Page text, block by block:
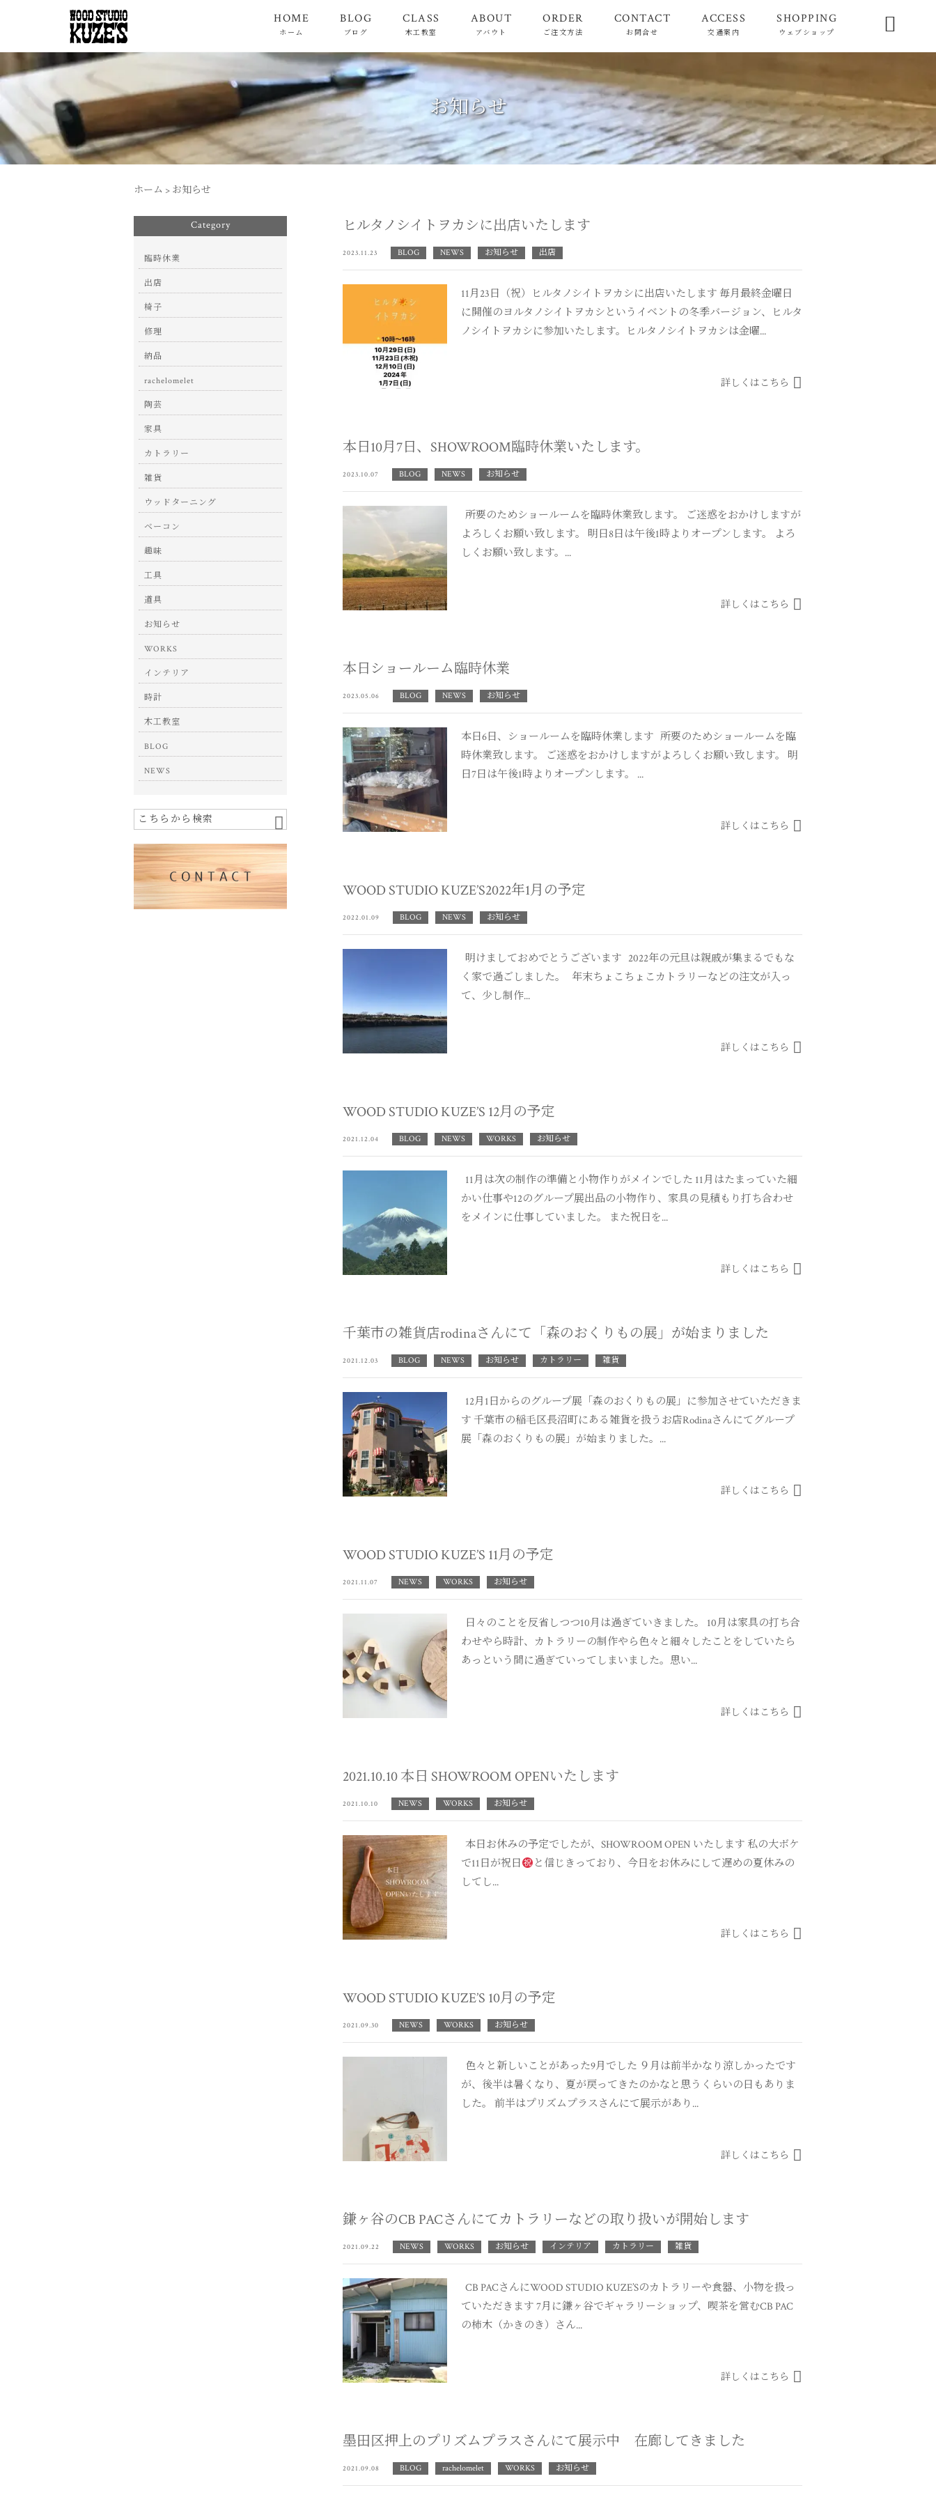
HOME
ホーム
BLOG
ブログ
CLASS
木工教室
ABOUT
アバウト
ORDER
ご注文方法
CONTACT
お問合せ
ACCESS
交通案内
SHOPPING
ウェブショップ 
お知らせ
ホーム > お知らせ
ヒルタノシイトヲカシに出店いたします
2023.11.23 BLOG NEWS お知らせ 出店
11月23日（祝）ヒルタノシイトヲカシに出店いたします 毎月最終金曜日
に開催のヨルタノシイトヲカシというイベントの冬季バージョン、ヒルタ
ノシイトヲカシに参加いたします。ヒルタノシイトヲカシは金曜...
詳しくはこちら
本日10月7日、SHOWROOM臨時休業いたします。
2023.10.07 BLOG NEWS お知らせ
所要のためショールームを臨時休業致します。 ご迷惑をおかけしますが
よろしくお願い致します。 明日8日は午後1時よりオープンします。 よろ
しくお願い致します。...
詳しくはこちら
本日ショールーム臨時休業
2023.05.06 BLOG NEWS お知らせ
本日6日、ショールームを臨時休業します 所要のためショールームを臨
時休業致します。 ご迷惑をおかけしますがよろしくお願い致します。 明
日7日は午後1時よりオープンします。 ...
詳しくはこちら
WOOD STUDIO KUZE’S2022年1月の予定
2022.01.09 BLOG NEWS お知らせ
明けましておめでとうございます 2022年の元旦は親戚が集まるでもな
く家で過ごしました。 年末ちょこちょこカトラリーなどの注文が入っ
て、少し制作...
詳しくはこちら
WOOD STUDIO KUZE’S 12月の予定
2021.12.04 BLOG NEWS WORKS お知らせ
11月は次の制作の準備と小物作りがメインでした 11月はたまっていた細
かい仕事や12のグループ展出品の小物作り、家具の見積もり打ち合わせ
をメインに仕事していました。 また祝日を...
詳しくはこちら
千葉市の雑貨店rodinaさんにて「森のおくりもの展」が始まりました
2021.12.03 BLOG NEWS お知らせ カトラリー 雑貨
12月1日からのグループ展「森のおくりもの展」に参加させていただきま
す 千葉市の稲毛区長沼町にある雑貨を扱うお店Rodinaさんにてグループ
展「森のおくりもの展」が始まりました。...
詳しくはこちら
WOOD STUDIO KUZE’S 11月の予定
2021.11.07 NEWS WORKS お知らせ
日々のことを反省しつつ10月は過ぎていきました。 10月は家具の打ち合
わせやら時計、カトラリーの制作やら色々と細々したことをしていたら
あっという間に過ぎていってしまいました。思い...
詳しくはこちら
2021.10.10 本日 SHOWROOM OPENいたします
2021.10.10 NEWS WORKS お知らせ
本日お休みの予定でしたが、SHOWROOM OPEN いたします 私の大ボケ
で11日が祝日
と信じきっており、今日をお休みにして遅めの夏休みの
してし...
詳しくはこちら
WOOD STUDIO KUZE’S 10月の予定
2021.09.30 NEWS WORKS お知らせ
色々と新しいことがあった9月でした ９月は前半かなり涼しかったです
が、後半は暑くなり、夏が戻ってきたのかなと思うくらいの日もありま
した。 前半はプリズムプラスさんにて展示があり...
詳しくはこちら
鎌ヶ谷のCB PACさんにてカトラリーなどの取り扱いが開始します
2021.09.22 NEWS WORKS お知らせ インテリア カトラリー 雑貨
CB PACさんにWOOD STUDIO KUZE’Sのカトラリーや食器、小物を扱っ
ていただきます 7月に鎌ヶ谷でギャラリーショップ、喫茶を営むCB PAC
の柿木（かきのき）さん...
詳しくはこちら
墨田区押上のプリズムプラスさんにて展示中 在廊してきました
2021.09.08 BLOG rachelomelet WORKS お知らせ
Category
臨時休業
出店
椅子
修理
納品
rachelomelet
陶芸
家具
カトラリー
雑貨
ウッドターニング
ベーコン
趣味
工具
道具
お知らせ
WORKS
インテリア
時計
木工教室
BLOG
NEWS